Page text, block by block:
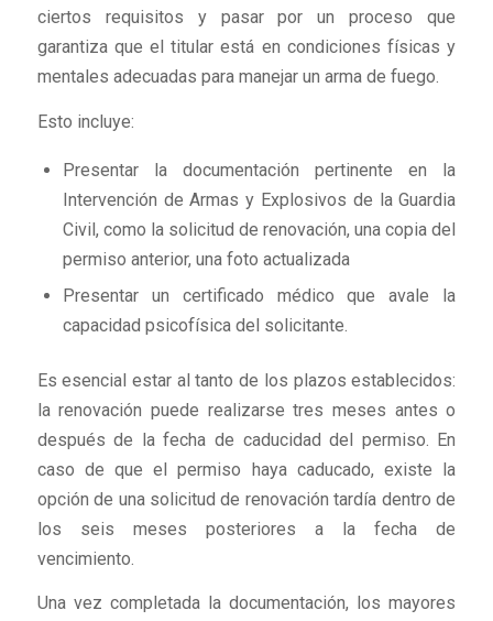
ciertos requisitos y pasar por un proceso que
garantiza que el titular está en condiciones físicas y
mentales adecuadas para manejar un arma de fuego.
Esto incluye:
Presentar la documentación pertinente en la
Intervención de Armas y Explosivos de la Guardia
Civil, como la solicitud de renovación, una copia del
permiso anterior, una foto actualizada
Presentar un certificado médico que avale la
capacidad psicofísica del solicitante.
Es esencial estar al tanto de los plazos establecidos:
la renovación puede realizarse tres meses antes o
después de la fecha de caducidad del permiso. En
caso de que el permiso haya caducado, existe la
opción de una solicitud de renovación tardía dentro de
los seis meses posteriores a la fecha de
vencimiento.
Una vez completada la documentación, los mayores